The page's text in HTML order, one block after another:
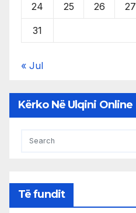
24 25 26 27
31
« Jul
Kërko Në Ulqini Online
Të fundit